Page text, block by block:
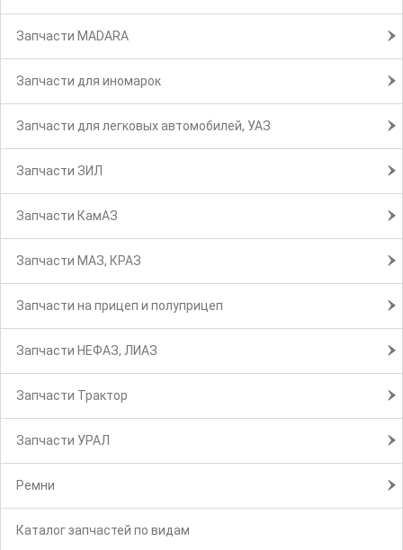
Запчасти MADARA
Запчасти для иномарок
Запчасти для легковых автомобилей, УАЗ
Запчасти ЗИЛ
Запчасти КамАЗ
Запчасти МАЗ, КРАЗ
Запчасти на прицеп и полуприцеп
Запчасти НЕФАЗ, ЛИАЗ
Запчасти Трактор
Запчасти УРАЛ
Ремни
Каталог запчастей по видам